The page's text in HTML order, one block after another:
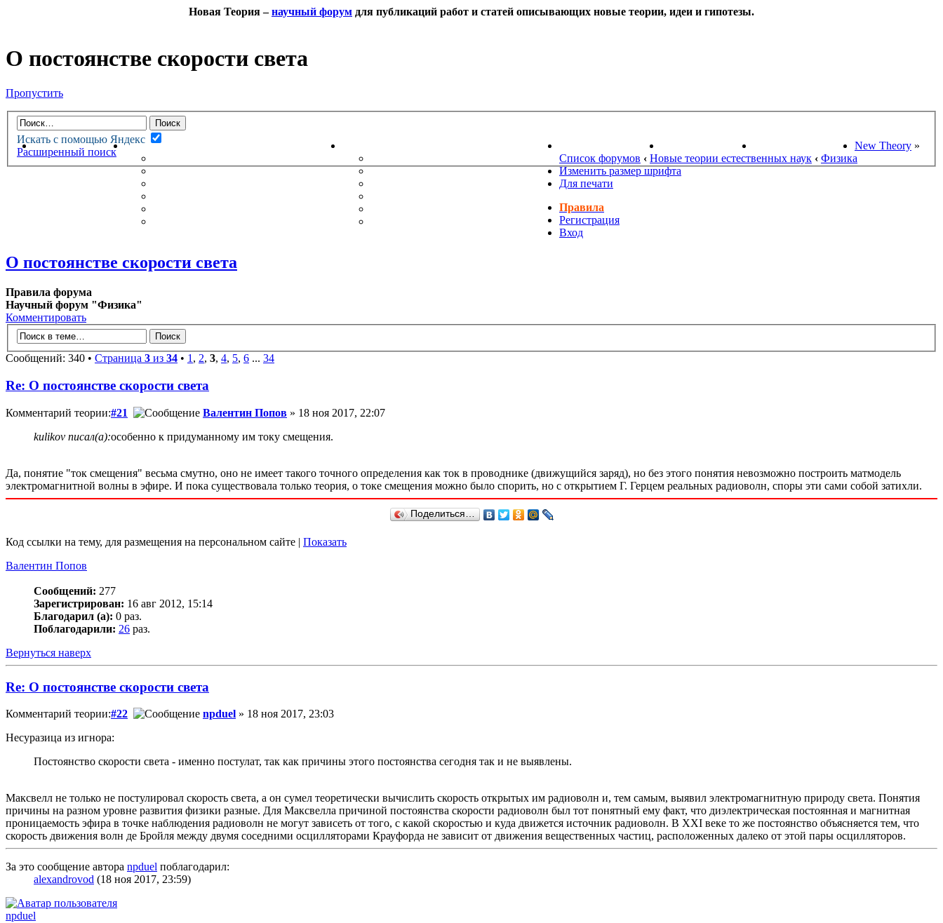
Новая Теория –научный форум для публикаций работ и статей описывающих новые теории, идеи и гипотезы.
О постоянстве скорости света
Пропустить
Искать с помощью Яндекс
Расширенный поиск
НОВАЯ ТЕОРИЯФОРУМ
НЕПРОЧИТАННЫЕ СООБЩЕНИЯ
ПОЖЕЛАНИЯ
НОВОСТИ НАУКИ ПОИСК ТЕОРИЙ СТАРЫЙ ПОРТАЛ New Theory »
Список форумов ‹ Новые теории естественных наук ‹ Физика
Изменить размер шрифта
Для печати
Правила
Регистрация
Вход
О постоянстве скорости света
Правила форума
Научный форум "Физика"
Комментировать
Сообщений: 340 • Страница 3 из 34 • 1, 2, 3, 4, 5, 6 ... 34
Re: О постоянстве скорости света
Комментарий теории:#21 Валентин Попов » 18 ноя 2017, 22:07
kulikov писал(а):особенно к придуманному им току смещения.
Да, понятие "ток смещения" весьма смутно, оно не имеет такого точного определения как ток в проводнике (движущийся заряд), но без этого понятия невозможно построить матмодель
электромагнитной волны в эфире. И пока существовала только теория, о токе смещения можно было спорить, но с открытием Г. Герцем реальных радиоволн, споры эти сами собой затихли.
Поделиться…
Код ссылки на тему, для размещения на персональном сайте | Показать
Валентин Попов
Сообщений: 277
Зарегистрирован: 16 авг 2012, 15:14
Благодарил (а): 0 раз.
Поблагодарили: 26 раз.
Вернуться наверх
Re: О постоянстве скорости света
Комментарий теории:#22 npduel » 18 ноя 2017, 23:03
Несуразица из игнора:
Постоянство скорости света - именно постулат, так как причины этого постоянства сегодня так и не выявлены.
Максвелл не только не постулировал скорость света, а он сумел теоретически вычислить скорость открытых им радиоволн и, тем самым, выявил электромагнитную природу света. Понятия
причины на разном уровне развития физики разные. Для Максвелла причиной постоянства скорости радиоволн был тот понятный ему факт, что диэлектрическая постоянная и магнитная
проницаемость эфира в точке наблюдения радиоволн не могут зависеть от того, с какой скоростью и куда движется источник радиоволн. В XXI веке то же постоянство объясняется тем, что
скорость движения волн де Бройля между двумя соседними осцилляторами Крауфорда не зависит от движения вещественных частиц, расположенных далеко от этой пары осцилляторов.
За это сообщение автора npduel поблагодарил:
alexandrovod (18 ноя 2017, 23:59)
npduel